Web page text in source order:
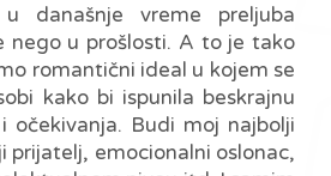
današnje vreme preljuba
nego u prošlosti. A to je tako
romantični ideal u kojem se
kako bi ispunila beskrajnu
očekivanja. Budi moj najbolji
prijatelj, emocionalni oslonac,